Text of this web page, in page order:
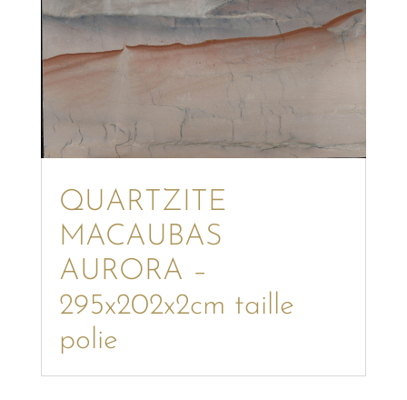
QUARTZITE
MACAUBAS
AURORA –
295x202x2cm taille
polie